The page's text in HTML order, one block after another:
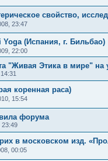
свойство,
23:47
(Испания, г. Бильбао)
22:00
"Живая Этика в мире" на
коренная раса)
15:54
форума
23:49
в московском изд.
00:05